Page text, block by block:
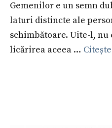
Gemenilor e un semn
laturi distincte ale
schimbătoare. Uite-l, nu
licărirea aceea …